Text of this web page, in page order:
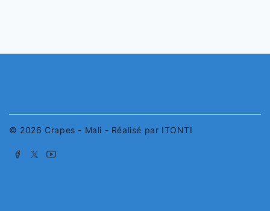
© 2026 Crapes - Mali - Réalisé par ITONTI